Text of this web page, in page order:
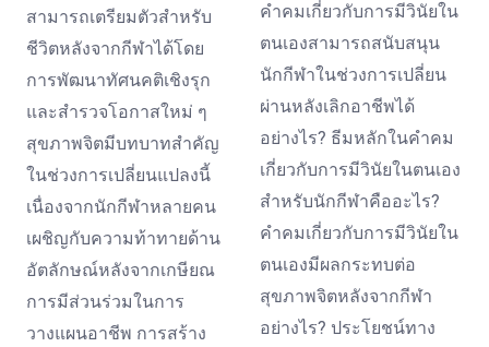
สามารถเตรียมตัวสำหรับ
ชีวิตหลังจากกีฬาได้โดย
การพัฒนาทัศนคติเชิงรุก
และสำรวจโอกาสใหม่ ๆ
สุขภาพจิตมีบทบาทสำคัญ
ในช่วงการเปลี่ยนแปลงนี้
เนื่องจากนักกีฬาหลายคน
เผชิญกับความท้าทายด้าน
อัตลักษณ์หลังจากเกษียณ
การมีส่วนร่วมในการ
วางแผนอาชีพ การสร้าง
คำคมเกี่ยวกับการมีวินัยใน
ตนเองสามารถสนับสนุน
นักกีฬาในช่วงการเปลี่ยน
ผ่านหลังเลิกอาชีพได้
อย่างไร? ธีมหลักในคำคม
เกี่ยวกับการมีวินัยในตนเอง
สำหรับนักกีฬาคืออะไร?
คำคมเกี่ยวกับการมีวินัยใน
ตนเองมีผลกระทบต่อ
สุขภาพจิตหลังจากกีฬา
อย่างไร? ประโยชน์ทาง